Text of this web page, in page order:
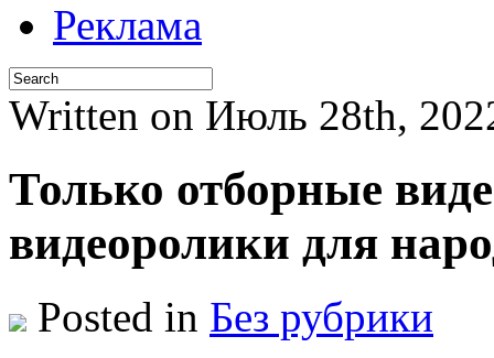
Реклама
Written on Июль 28th,
Только отборные
видеоролики для
Posted in Без рубрики